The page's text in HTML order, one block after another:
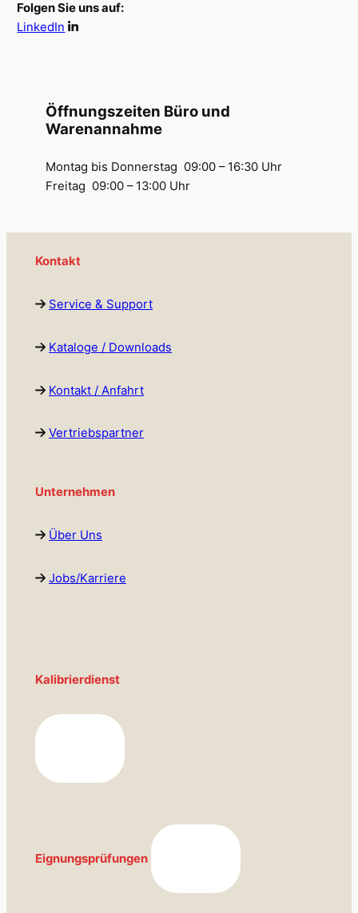
Folgen Sie uns auf:
LinkedIn
Öffnungszeiten Büro und
Warenannahme
Montag bis Donnerstag 09:00 – 16:30 Uhr
Freitag 09:00 – 13:00 Uhr
Kontakt
Service & Support
Kataloge / Downloads
Kontakt / Anfahrt
Vertriebspartner
Unternehmen
Über Uns
Jobs/Karriere
Kalibrierdienst
Eignungsprüfungen